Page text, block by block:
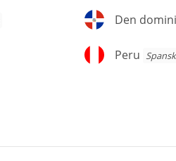
Den
republik
Peru
Peru Spansk